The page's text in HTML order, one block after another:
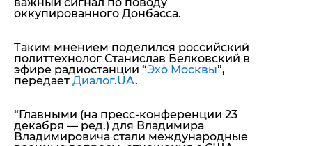
оккупированного Донбасса.
Таким мнением поделился российский
политтехнолог Станислав Белковский в
эфире радиостанции “Эхо Москвы”,
передает Диалог.UA.
“ Главными (на пресс-конференции 23
декабря — ред.) для Владимира
Владимировича стали международные